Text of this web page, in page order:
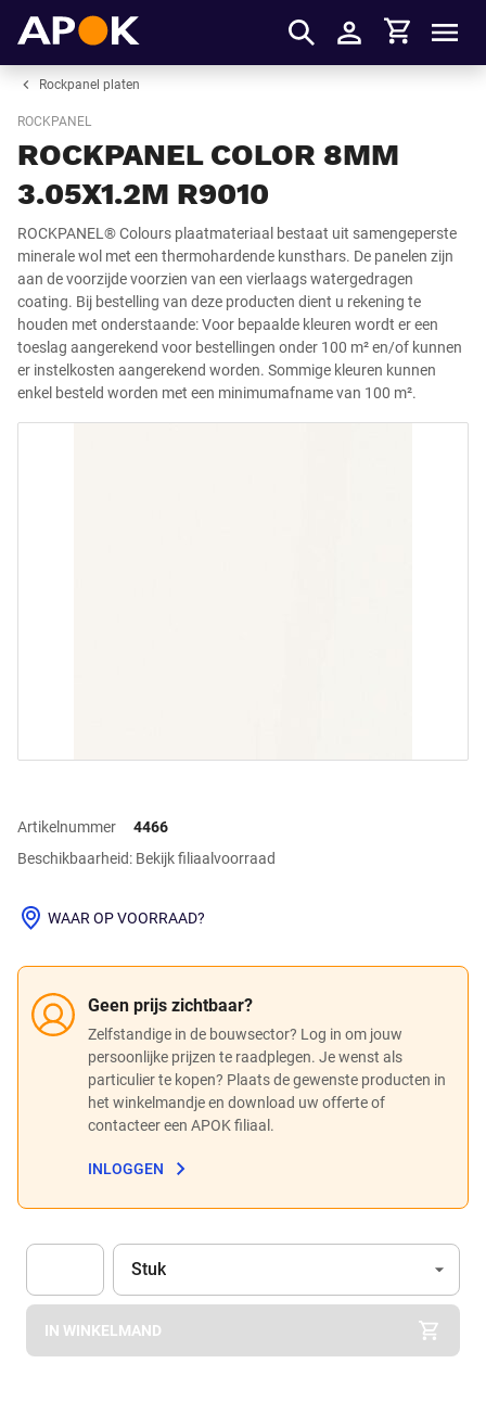
Inloggen
Winkelmandje
Rockpanel platen
ROCKPANEL
ROCKPANEL COLOR 8MM
3.05X1.2M R9010
ROCKPANEL® Colours plaatmateriaal bestaat uit samengeperste
minerale wol met een thermohardende kunsthars. De panelen zijn
aan de voorzijde voorzien van een vierlaags watergedragen
coating. Bij bestelling van deze producten dient u rekening te
houden met onderstaande: Voor bepaalde kleuren wordt er een
toeslag aangerekend voor bestellingen onder 100 m² en/of kunnen
er instelkosten aangerekend worden. Sommige kleuren kunnen
enkel besteld worden met een minimumafname van 100 m².
Artikelnummer
4466
Beschikbaarheid: Bekijk filiaalvoorraad
Geen prijs zichtbaar?
Zelfstandige in de bouwsector? Log in om jouw
persoonlijke prijzen te raadplegen. Je wenst als
particulier te kopen? Plaats de gewenste producten in
het winkelmandje en download uw offerte of
contacteer een APOK filiaal.
INLOGGEN
WAAR OP VOORRAAD?
Apok.Product.Detail.AddToCart.Quantity (Optioneel)
Eenheid
Stuk
IN WINKELMAND